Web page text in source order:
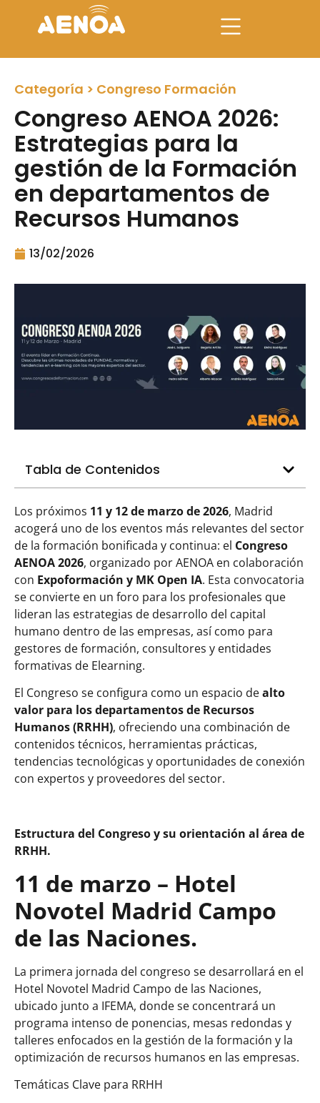
Categoría > Congreso Formación
Congreso AENOA 2026:
Estrategias para la
gestión de la Formación
en departamentos de
Recursos Humanos
13/02/2026
Tabla de Contenidos
Los próximos 11 y 12 de marzo de 2026, Madrid
acogerá uno de los eventos más relevantes del sector
de la formación bonificada y continua: el Congreso
AENOA 2026, organizado por AENOA en colaboración
con Expoformación y MK Open IA. Esta convocatoria
se convierte en un foro para los profesionales que
lideran las estrategias de desarrollo del capital
humano dentro de las empresas, así como para
gestores de formación, consultores y entidades
formativas de Elearning.
El Congreso se configura como un espacio dealto
valor para los departamentos de Recursos
Humanos (RRHH), ofreciendo una combinación de
contenidos técnicos, herramientas prácticas,
tendencias tecnológicas y oportunidades de conexión
con expertos y proveedores del sector.
Estructura del Congreso y su orientación al área de
RRHH.
11 de marzo – Hotel
Novotel Madrid Campo
de las Naciones.
La primera jornada del congreso se desarrollará en el
Hotel Novotel Madrid Campo de las Naciones,
ubicado junto a IFEMA, donde se concentrará un
programa intenso de ponencias, mesas redondas y
talleres enfocados en la gestión de la formación y la
optimización de recursos humanos en las empresas.
Temáticas Clave para RRHH